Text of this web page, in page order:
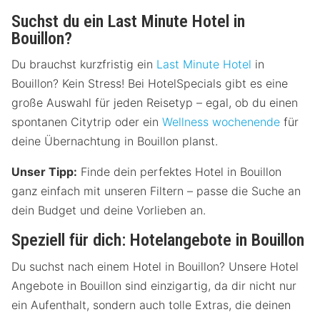
Suchst du ein Last Minute Hotel in
Bouillon?
Du brauchst kurzfristig ein Last Minute Hotel in
Bouillon? Kein Stress! Bei HotelSpecials gibt es eine
große Auswahl für jeden Reisetyp – egal, ob du einen
spontanen Citytrip oder ein Wellness wochenende für
deine Übernachtung in Bouillon planst.
Unser Tipp: Finde dein perfektes Hotel in Bouillon
ganz einfach mit unseren Filtern – passe die Suche an
dein Budget und deine Vorlieben an.
Speziell für dich: Hotelangebote in Bouillon
Du suchst nach einem Hotel in Bouillon? Unsere Hotel
Angebote in Bouillon sind einzigartig, da dir nicht nur
ein Aufenthalt, sondern auch tolle Extras, die deinen